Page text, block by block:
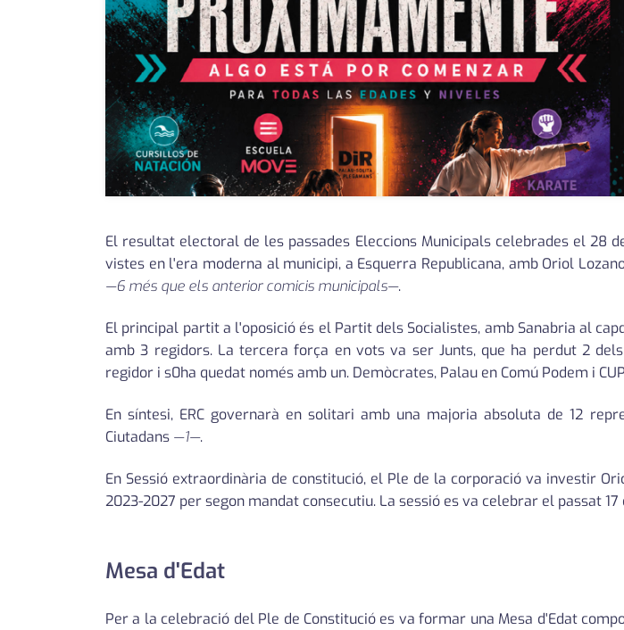
El resultat electoral de les passades Eleccions Municipals celebrades el 28
vistes en l'era moderna al municipi, a Esquerra Republicana, amb Oriol
—6 més que els anterior comicis municipals—.
El principal partit a l'oposició és el Partit dels Socialistes, amb Sanabria al
amb 3 regidors. La tercera força en vots va ser Junts, que ha perdut 2
regidor i s0ha quedat només amb un. Demòcrates, Palau en Comú Podem i
En síntesi, ERC governarà en solitari amb una majoria absoluta de 12
Ciutadans —1—.
En Sessió extraordinària de constitució, el Ple de la corporació va investir
2023-2027 per segon mandat consecutiu. La sessió es va celebrar el passat
Mesa d'Edat
Per a la celebració del Ple de Constitució es va formar una Mesa d'Edat